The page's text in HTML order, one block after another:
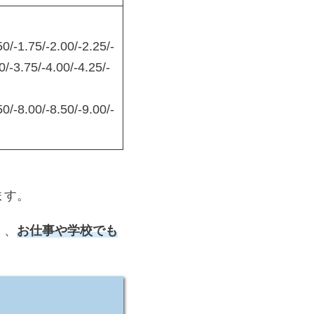
1.75/-2.00/-2.25/-
3.75/-4.00/-4.25/-
8.00/-8.50/-9.00/-
。
お仕事や学校でも